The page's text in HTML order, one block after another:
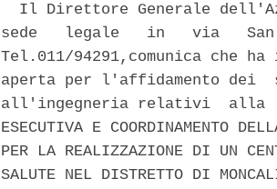
Il Direttore Generale
sede   legale   in   via   San
Tel.011/94291,comunica che
aperta per l'affidamento
all'ingegneria relativi  alla
ESECUTIVA E COORDINAMENTO
PER LA REALIZZAZIONE DI UN
SALUTE NEL DISTRETTO DI